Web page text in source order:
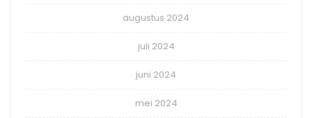
augustus 2024
juli 2024
juni 2024
mei 2024